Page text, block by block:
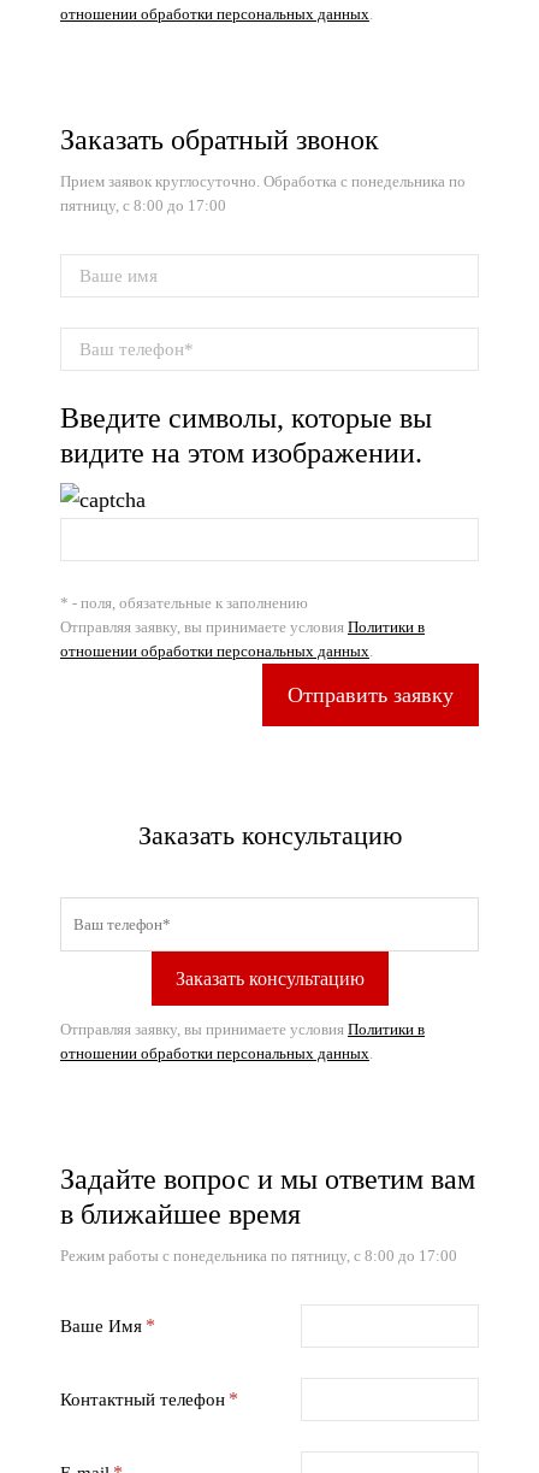
отношении обработки персональных данных.
Заказать обратный звонок
Прием заявок круглосуточно. Обработка с понедельника по
пятницу, с 8:00 до 17:00
Введите символы, которые вы
видите на этом изображении.
* - поля, обязательные к заполнению
Отправляя заявку, вы принимаете условия Политики в
отношении обработки персональных данных.
Отправить заявку
Заказать консультацию
Отправляя заявку, вы принимаете условия Политики в
отношении обработки персональных данных.
Задайте вопрос и мы ответим вам
в ближайшее время
Режим работы с понедельника по пятницу, с 8:00 до 17:00
Ваше Имя
Контактный телефон